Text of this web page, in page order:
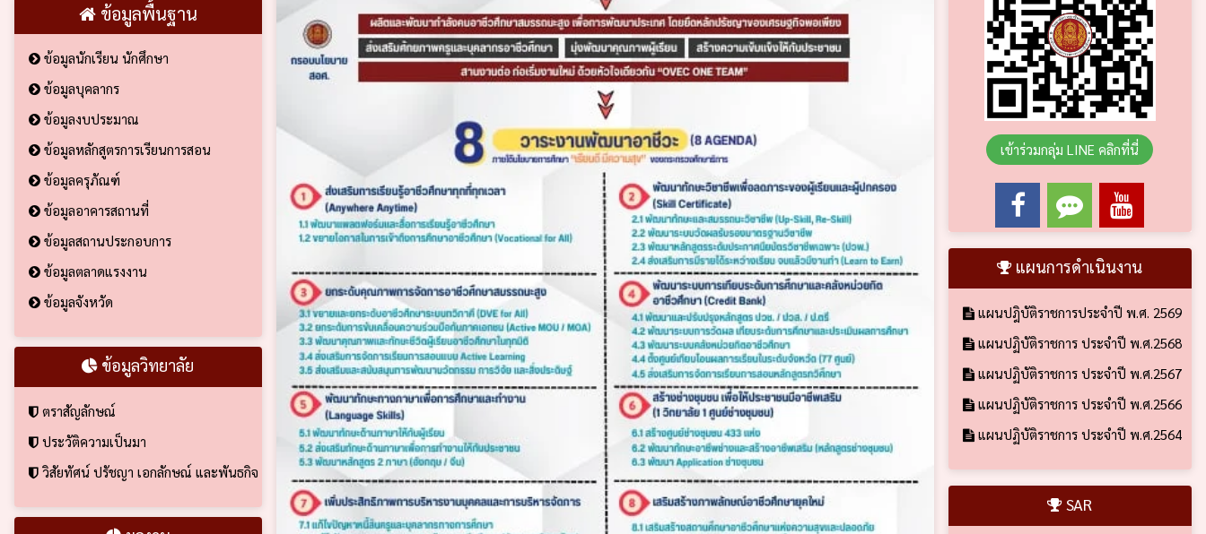
ข้อมูลพื้นฐาน
ข้อมูลนักเรียน นักศึกษา
ข้อมูลบุคลากร
ข้อมูลงบประมาณ
ข้อมูลหลักสูตรการเรียนการสอน
ข้อมูลครุภัณฑ์
ข้อมูลอาคารสถานที่
ข้อมูลสถานประกอบการ
ข้อมูลตลาดแรงงาน
ข้อมูลจังหวัด
ข้อมูลวิทยาลัย
ตราสัญลักษณ์
ประวัติความเป็นมา
วิสัยทัศน์ ปรัชญา เอกลักษณ์ และพันธกิจ
เข้าร่วมกลุ่ม LINE คลิกที่นี่
แผนการดำเนินงาน
แผนปฎิบัติราชการประจำปี พ.ศ. 2569
แผนปฏิบัติราชการ ประจำปี พ.ศ.2568
แผนปฏิบัติราชการ ประจำปี พ.ศ.2567
แผนปฏิบัติราชการ ประจำปี พ.ศ.2566
แผนปฏิบัติราชการ ประจำปี พ.ศ.2564
SAR